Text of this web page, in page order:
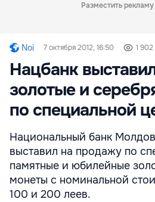
Разместить
Noi 7 октября 2012, 16:50 1 902
Нацбанк
золотые и
по специальной
Национальный банк
выставил на продажу по
памятные и юбилейные
монеты с номинальной
100 и 200 леев.